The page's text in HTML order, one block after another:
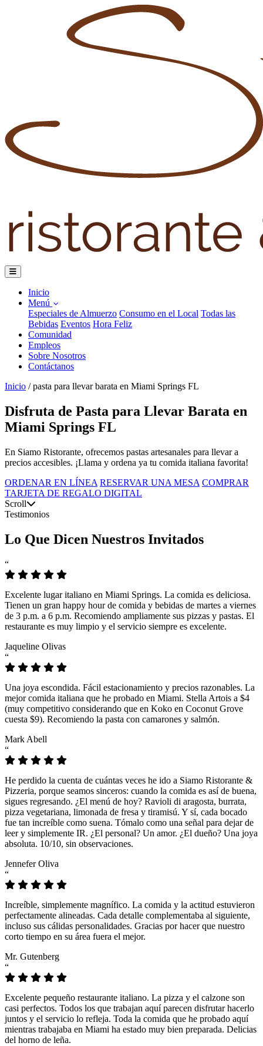
Inicio
Menú
Especiales de Almuerzo Consumo en el Local Todas las
Bebidas Eventos Hora Feliz
Comunidad
Empleos
Sobre Nosotros
Contáctanos
Inicio / pasta para llevar barata en Miami Springs FL
Disfruta de Pasta para Llevar Barata en
Miami Springs FL
En Siamo Ristorante, ofrecemos pastas artesanales para llevar a
precios accesibles. ¡Llama y ordena ya tu comida italiana favorita!
ORDENAR EN LÍNEA RESERVAR UNA MESA COMPRAR
TARJETA DE REGALO DIGITAL
Scroll
Testimonios
Lo Que Dicen Nuestros Invitados
“
Excelente lugar italiano en Miami Springs. La comida es deliciosa.
Tienen un gran happy hour de comida y bebidas de martes a viernes
de 3 p.m. a 6 p.m. Recomiendo ampliamente sus pizzas y pastas. El
restaurante es muy limpio y el servicio siempre es excelente.
Jaqueline Olivas
“
Una joya escondida. Fácil estacionamiento y precios razonables. La
mejor comida italiana que he probado en Miami. Stella Artois a $4
(muy competitivo considerando que en Koko en Coconut Grove
cuesta $9). Recomiendo la pasta con camarones y salmón.
Mark Abell
“
He perdido la cuenta de cuántas veces he ido a Siamo Ristorante &
Pizzeria, porque seamos sinceros: cuando la comida es así de buena,
sigues regresando. ¿El menú de hoy? Ravioli di aragosta, burrata,
pizza vegetariana, limonada de fresa y tiramisú. Y sí, cada bocado
fue tan increíble como suena. Tómalo como una señal para dejar de
leer y simplemente IR. ¿El personal? Un amor. ¿El dueño? Una joya
absoluta. 10/10, sin observaciones.
Jennefer Oliva
“
Increíble, simplemente magnífico. La comida y la actitud estuvieron
perfectamente alineadas. Cada detalle complementaba al siguiente,
incluso sus cálidas personalidades. Gracias por hacer que nuestro
corto tiempo en su área fuera el mejor.
Mr. Gutenberg
“
Excelente pequeño restaurante italiano. La pizza y el calzone son
casi perfectos. Todos los que trabajan aquí parecen disfrutar hacerlo
juntos y el servicio lo refleja. Toda la comida que he probado aquí
mientras trabajaba en Miami ha estado muy bien preparada. Delicias
del horno de leña.